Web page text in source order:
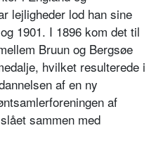
lejligheder lod han sine
1901. I 1896 kom det til
Bruun og Bergsøe
hvilket resulterede i
af en ny
af
sammen med